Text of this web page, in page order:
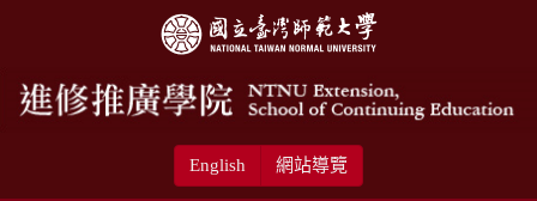
English 網站導覽